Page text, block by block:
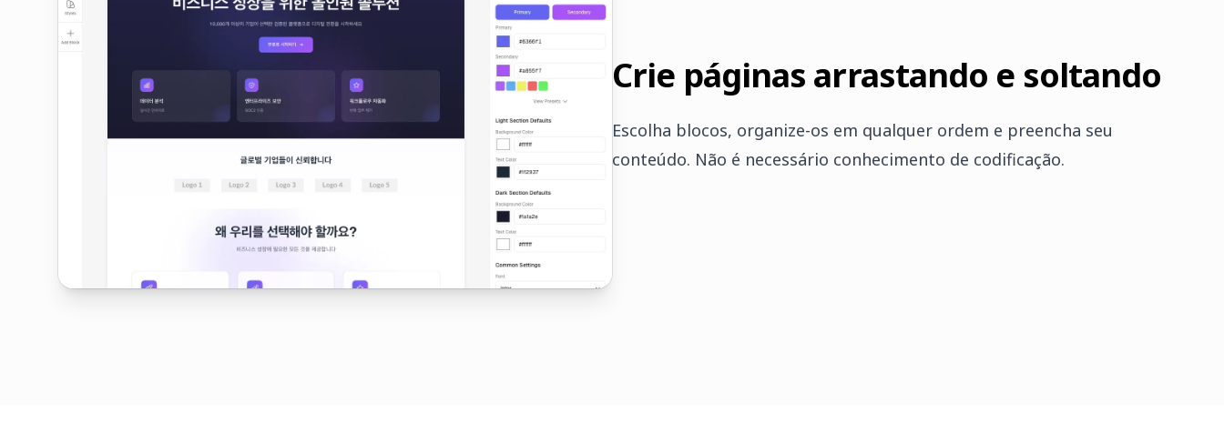
Crie páginas arrastando e soltando
Escolha blocos, organize-os em qualquer ordem e preencha seu
conteúdo. Não é necessário conhecimento de codificação.